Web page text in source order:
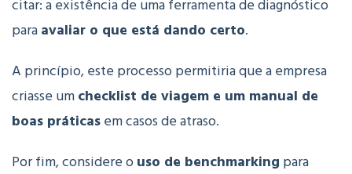
citar: a existência de uma ferramenta de diagnóstico
paraavaliar o que está dando certo.
A princípio, este processo permitiria que a empresa
criasse umchecklist de viagem e um manual de
boas práticasem casos de atraso.
Por fim, considere ouso de benchmarking para